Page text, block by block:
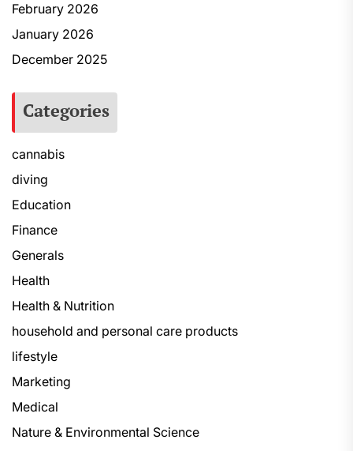
February 2026
January 2026
December 2025
Categories
cannabis
diving
Education
Finance
Generals
Health
Health & Nutrition
household and personal care products
lifestyle
Marketing
Medical
Nature & Environmental Science